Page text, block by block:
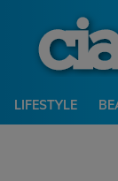
LIFESTYLE